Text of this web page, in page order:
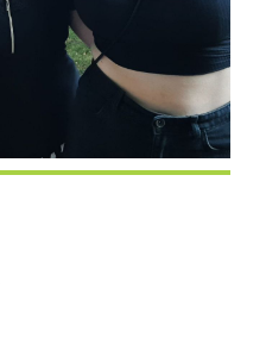
Mitarbeiterplan
Kontakt